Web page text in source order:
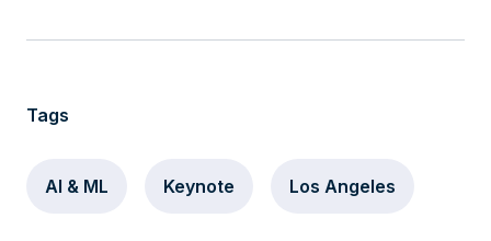
Tags
AI & ML Keynote Los Angeles